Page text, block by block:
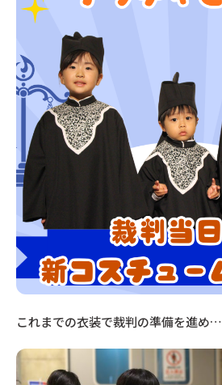
これまでの衣装で裁判の準備を進め…